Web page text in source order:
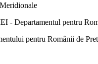
- Departamentul pentru
pentru Românii de